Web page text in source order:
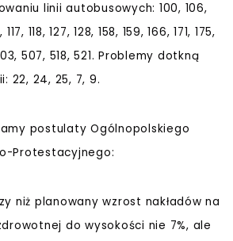
linii autobusowych: 100, 106,
117, 118, 127, 128, 158, 159, 166, 171, 175,
507, 518, 521. Problemy dotkną
22, 24, 25, 7, 9.
postulaty Ogólnopolskiego
Protestacyjnego:
niż planowany wzrost nakładów na
do wysokości nie 7%, ale